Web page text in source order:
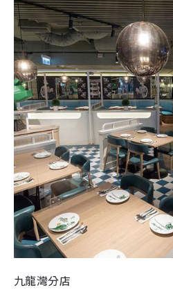
九龍灣分店